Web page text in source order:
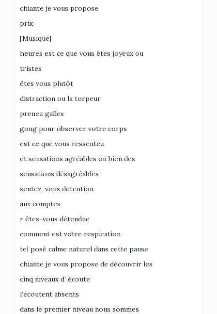
chiante je vous propose
prix
[Musique]
heures est ce que vous êtes joyeux ou
tristes
êtes vous plutôt
distraction ou la torpeur
prenez galles
gong pour observer votre corps
est ce que vous ressentez
et sensations agréables ou bien des
sensations désagréables
sentez-vous détention
aux comptes
r êtes-vous détendue
comment est votre respiration
tel posé calme naturel dans cette pause
chiante je vous propose de découvrir les
cinq niveaux d’ écoute
l’écoutent absents
dans le premier niveau nous sommes